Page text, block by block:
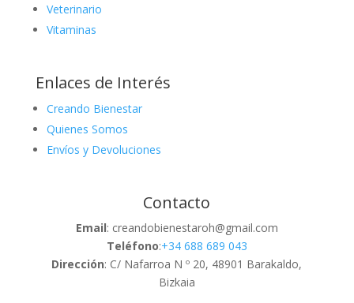
Veterinario
Vitaminas
Enlaces de Interés
Creando Bienestar
Quienes Somos
Envíos y Devoluciones
Contacto
Email: creandobienestaroh@gmail.com
Teléfono:+34 688 689 043
Dirección: C/ Nafarroa N º 20, 48901 Barakaldo,
Bizkaia